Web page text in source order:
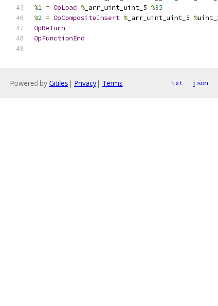
%1 = OpLoad % _arr_uint_uint_5 %35
%2 = OpCompositeInsert % _arr_uint_uint_5 %
OpReturn
OpFunctionEnd
Powered by Gitiles | Privacy| Terms txt json